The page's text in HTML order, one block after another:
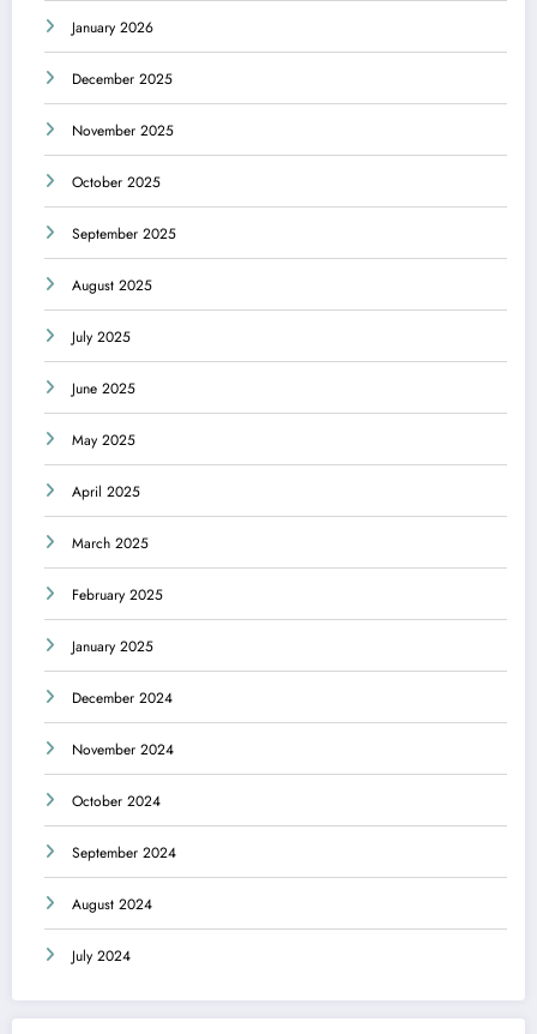
January 2026
December 2025
November 2025
October 2025
September 2025
August 2025
July 2025
June 2025
May 2025
April 2025
March 2025
February 2025
January 2025
December 2024
November 2024
October 2024
September 2024
August 2024
July 2024